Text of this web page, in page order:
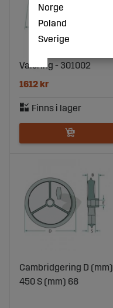
Valsring - 301002
1612 kr
Cambridgering D (mm)
450 S (mm) 68
Norge
Poland
Sverige